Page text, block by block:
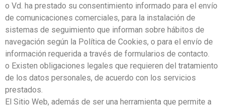
o Vd. ha prestado su consentimiento informado para el envío
de comunicaciones comerciales, para la instalación de
sistemas de seguimiento que informan sobre hábitos de
navegación según la Política de Cookies, o para el envío de
información requerida a través de formularios de contacto.
o Existen obligaciones legales que requieren del tratamiento
de los datos personales, de acuerdo con los servicios
prestados.
El Sitio Web, además de ser una herramienta que permite a